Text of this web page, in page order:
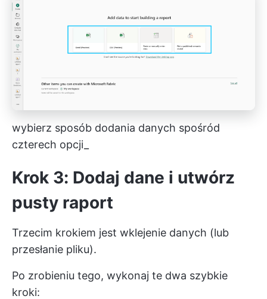
wybierz sposób dodania danych spośród
czterech opcji_
Krok 3: Dodaj dane i utwórz
pusty raport
Trzecim krokiem jest wklejenie danych (lub
przesłanie pliku).
Po zrobieniu tego, wykonaj te dwa szybkie
kroki: